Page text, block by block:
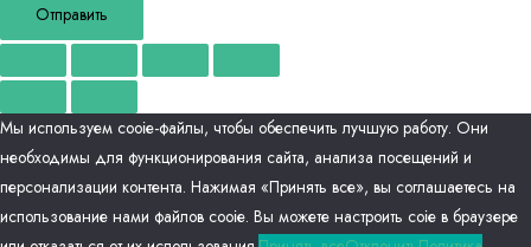
Отправить
Мы используем сооіе-файлы, чтобы обеспечить лучшую работу. Они
необходимы для функционирования сайта, анализа посещений и
персонализации контента. Нажимая «Принять все», вы соглашаетесь на
использование нами файлов сооіе. Вы можете настроить соіе в браузере